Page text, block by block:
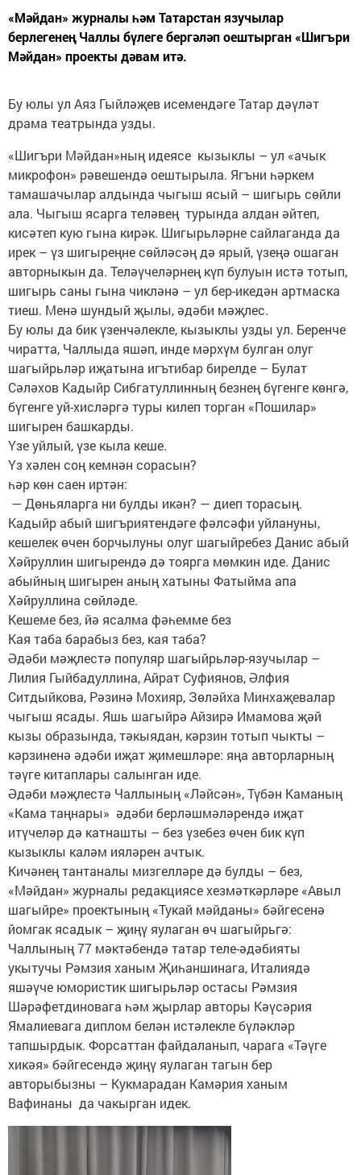
«Мәйдан» журналы һәм Татарстан язучылар
берлегенең Чаллы бүлеге бергәләп оештырган «Шигъри
Мәйдан» проекты дәвам итә.
Бу юлы ул Аяз Гыйләҗев исемендәге Татар дәүләт
драма театрында узды.
«Шигъри Мәйдан»ның идеясе кызыклы – ул «ачык
микрофон» рәвешендә оештырыла. Ягъни һәркем
тамашачылар алдында чыгыш ясый – шигырь сөйли
ала. Чыгыш ясарга теләвең турында алдан әйтеп,
кисәтеп кую гына кирәк. Шигырьләрне сайлаганда да
ирек – үз шигыреңне сөйләсәң дә ярый, үзеңә ошаган
авторныкын да. Теләүчеләрнең күп булуын истә тотып,
шигырь саны гына чикләнә – ул бер-икедән артмаска
тиеш. Менә шундый җылы, әдәби мәҗлес.
Бу юлы да бик үзенчәлекле, кызыклы узды ул. Беренче
чиратта, Чаллыда яшәп, инде мәрхүм булган олуг
шагыйрьләр иҗатына игътибар бирелде – Булат
Сәләхов Кадыйр Сибгатуллинның безнең бүгенге көнгә,
бүгенге уй-хисләргә туры килеп торган «Пошилар»
шигырен башкарды.
Үзе уйлый, үзе кыла кеше.
Үз хәлен соң кемнән сорасын?
һәр көн саен иртән:
— Дөньяларга ни булды икән? — диеп торасың.
Кадыйр абый шигъриятендәге фәлсәфи уйлануны,
кешелек өчен борчылуны олуг шагыйребез Данис абый
Хәйруллин шигырендә дә тоярга мөмкин иде. Данис
абыйның шигырен аның хатыны Фатыйма апа
Хәйруллина сөйләде.
Кешеме без, йә ясалма фәһемме без
Кая таба барабыз без, кая таба?
Әдәби мәҗлестә популяр шагыйрьләр-язучылар –
Лилия Гыйбадуллина, Айрат Суфиянов, Әлфия
Ситдыйкова, Рәзинә Мохияр, Зөләйха Минхаҗевалар
чыгыш ясады. Яшь шагыйрә Айзирә Имамова җәй
кызы образында, тәкыядан, кәрзин тотып чыкты –
кәрзиненә әдәби иҗат җимешләре: яңа авторларның
тәүге китаплары салынган иде.
Әдәби мәҗлестә Чаллының «Ләйсән», Түбән Каманың
«Кама таңнары» әдәби берләшмәләрендә иҗат
итүчеләр дә катнашты – без үзебез өчен бик күп
кызыклы каләм ияләрен ачтык.
Кичәнең тантаналы мизгелләре дә булды – без,
«Мәйдан» журналы редакциясе хезмәткәрләре «Авыл
шагыйре» проектының «Тукай мәйданы» бәйгесенә
йомгак ясадык – җиңү яулаган өч шагыйрьгә:
Чаллының 77 мәктәбендә татар теле-әдәбияты
укытучы Рәмзия ханым Җиһаншинага, Италиядә
яшәүче юмористик шигырьләр остасы Рәмзия
Шәрәфетдиновага һәм җырлар авторы Кәүсәрия
Ямалиевага диплом белән истәлекле бүләкләр
тапшырдык. Форсаттан файдаланып, чарага «Тәүге
хикәя» бәйгесендә җиңү яулаган тагын бер
авторыбызны – Кукмарадан Камәрия ханым
Вафинаны да чакырган идек.